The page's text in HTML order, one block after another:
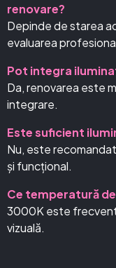
renovare?
Depinde de starea
evaluarea
Pot integra
Da, renovarea este
integrare.
Este suficient
Nu, este
și funcțional.
Ce temperatură
3000K este
vizuală.